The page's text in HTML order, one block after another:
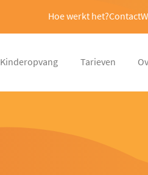
Hoe werkt het?Contact
Kinderopvang Tarieven